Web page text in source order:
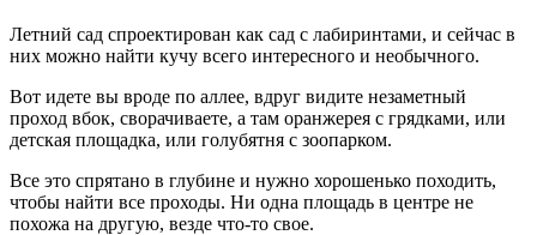
Летний сад спроектирован как сад с лабиринтами, и сейчас в
них можно найти кучу всего интересного и необычного.
Вот идете вы вроде по аллее, вдруг видите незаметный
проход вбок, сворачиваете, а там оранжерея с грядками, или
детская площадка, или голубятня с зоопарком.
Все это спрятано в глубине и нужно хорошенько походить,
чтобы найти все проходы. Ни одна площадь в центре не
похожа на другую, везде что-то свое.